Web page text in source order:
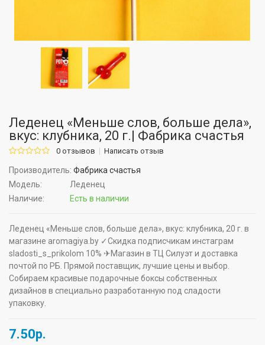
Леденец «Меньше слов, больше дела»,
вкус: клубника, 20 г.| Фабрика счастья
0 отзывов Написать отзыв
Производитель: Фабрика счастья
Модель:
Леденец
Наличие:
Есть в наличии
Леденец «Меньше слов, больше дела», вкус: клубника, 20 г. в
магазине aromagiya.by ✓Скидка подписчикам инстаграм
sladosti_s_prikolom 10% ✈Магазин в ТЦ Силуэт и доставка
почтой по РБ. Прямой поставщик, лучшие цены и выбор.
Собираем красивые подарочные боксы собственных
дизайнов в специально разработанную под сладости
упаковку.
7.50р.